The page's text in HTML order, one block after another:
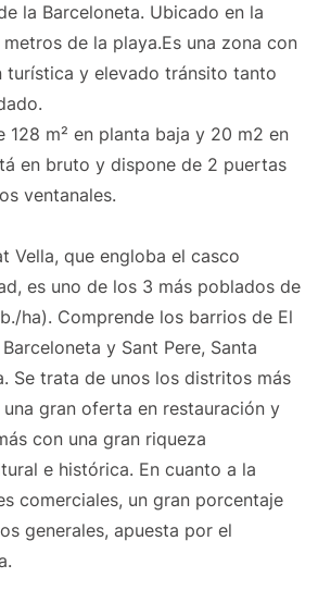
la Barceloneta. Ubicado en la
de la playa.Es una zona con
turística y elevado tránsito tanto
128 m² en planta baja y 20 m2 en
en bruto y dispone de 2 puertas
ventanales.
Vella, que engloba el casco
es uno de los 3 más poblados de
ha). Comprende los barrios de El
y Sant Pere, Santa
Se trata de unos los distritos más
gran oferta en restauración y
con una gran riqueza
e histórica. En cuanto a la
comerciales, un gran porcentaje
generales, apuesta por el